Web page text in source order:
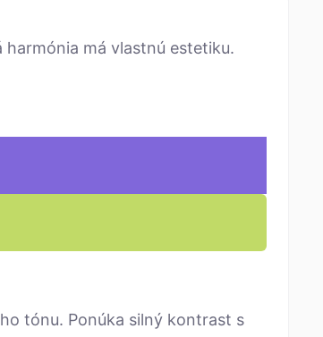
má vlastnú estetiku.
tónu. Ponúka silný kontrast s